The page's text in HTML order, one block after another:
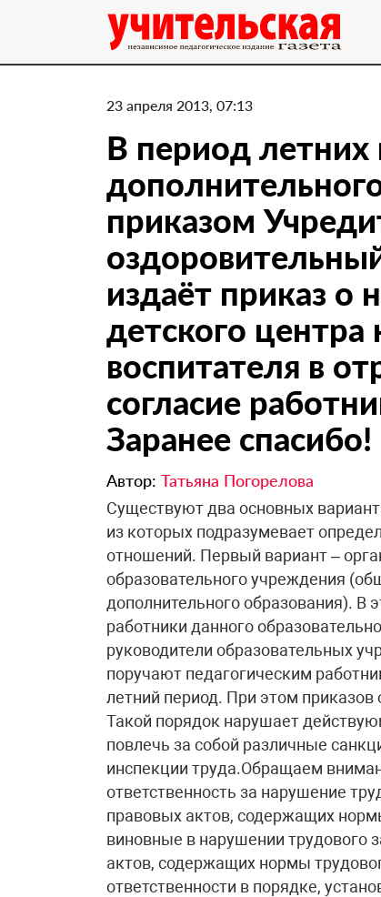
23 апреля 2013, 07:13
В период летних
приказом
издаёт приказ о
детского
воспитателя в
согласие
Заранее спасибо!
Автор: Татьяна Погорелова
Существуют два основных
из которых подразумевает
отношений. Первый вариант –
образовательного учреждения
дополнительного образования). В
работники данного
руководители образовательных
поручают педагогическим
летний период. При этом приказов
Такой порядок нарушает
повлечь за собой различные
инспекции труда.Обращаем
ответственность за нарушение
правовых актов, содержащих
виновные в нарушении трудового
актов, содержащих нормы
ответственности в порядке,